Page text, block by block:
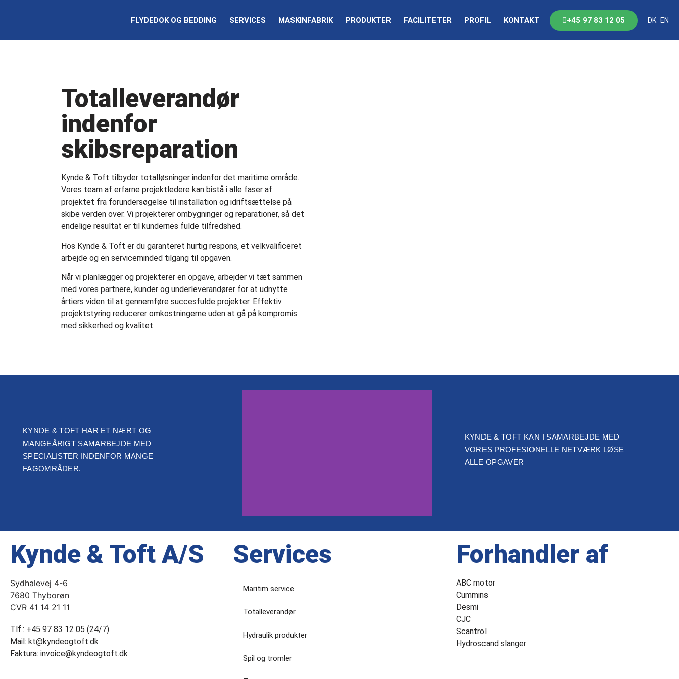
FLYDEDOK OG BEDDING SERVICES MASKINFABRIK PRODUKTER FACILITETER PROFIL KONTAKT +45 97 83 12 05 DK EN
Totalleverandør
indenfor
skibsreparation
Kynde & Toft tilbyder totalløsninger indenfor det maritime område.
Vores team af erfarne projektledere kan bistå i alle faser af
projektet fra forundersøgelse til installation og idriftsættelse på
skibe verden over. Vi projekterer ombygninger og reparationer, så det
endelige resultat er til kundernes fulde tilfredshed.
Hos Kynde & Toft er du garanteret hurtig respons, et velkvalificeret
arbejde og en serviceminded tilgang til opgaven.
Når vi planlægger og projekterer en opgave, arbejder vi tæt sammen
med vores partnere, kunder og underleverandører for at udnytte
årtiers viden til at gennemføre succesfulde projekter. Effektiv
projektstyring reducerer omkostningerne uden at gå på kompromis
med sikkerhed og kvalitet.
KYNDE & TOFT HAR ET NÆRT OG
MANGEÅRIGT SAMARBEJDE MED
SPECIALISTER INDENFOR MANGE
FAGOMRÅDER.
KYNDE & TOFT KAN I SAMARBEJDE MED
VORES PROFESIONELLE NETVÆRK LØSE
ALLE OPGAVER
Kynde & Toft A/S
Sydhalevej 4-6
7680 Thyborøn
CVR 41 14 21 11
Tlf.: +45 97 83 12 05 (24/7)
Mail: kt@kyndeogtoft.dk
Faktura: invoice@kyndeogtoft.dk
Services
Maritim service
Totalleverandør
Hydraulik produkter
Spil og tromler
Forhandler af
ABC motor
Cummins
Desmi
CJC
Scantrol
Hydroscand slanger